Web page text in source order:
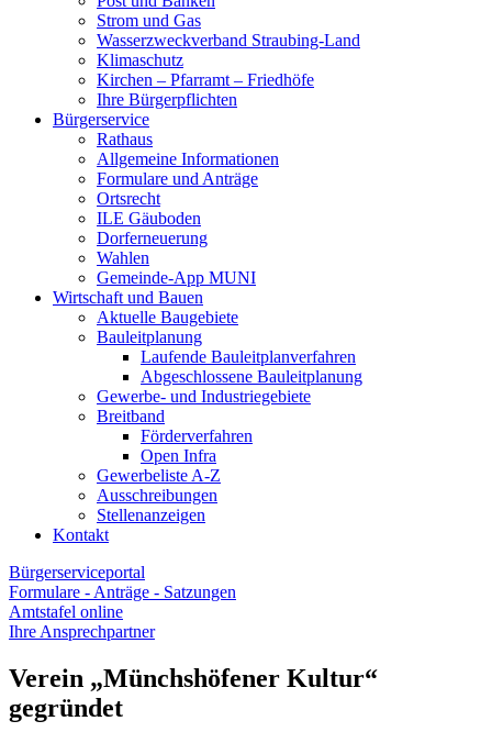
Strom und Gas
Wasserzweckverband Straubing-Land
Klimaschutz
Kirchen – Pfarramt – Friedhöfe
Ihre Bürgerpflichten
Bürgerservice
Rathaus
Allgemeine Informationen
Formulare und Anträge
Ortsrecht
ILE Gäuboden
Dorferneuerung
Wahlen
Gemeinde-App MUNI
Wirtschaft und Bauen
Aktuelle Baugebiete
Bauleitplanung
Laufende Bauleitplanverfahren
Abgeschlossene Bauleitplanung
Gewerbe- und Industriegebiete
Breitband
Förderverfahren
Open Infra
Gewerbeliste A-Z
Ausschreibungen
Stellenanzeigen
Kontakt
Bürgerserviceportal
Formulare - Anträge - Satzungen
Amtstafel online
Ihre Ansprechpartner
Verein „Münchshöfener Kultur“
gegründet